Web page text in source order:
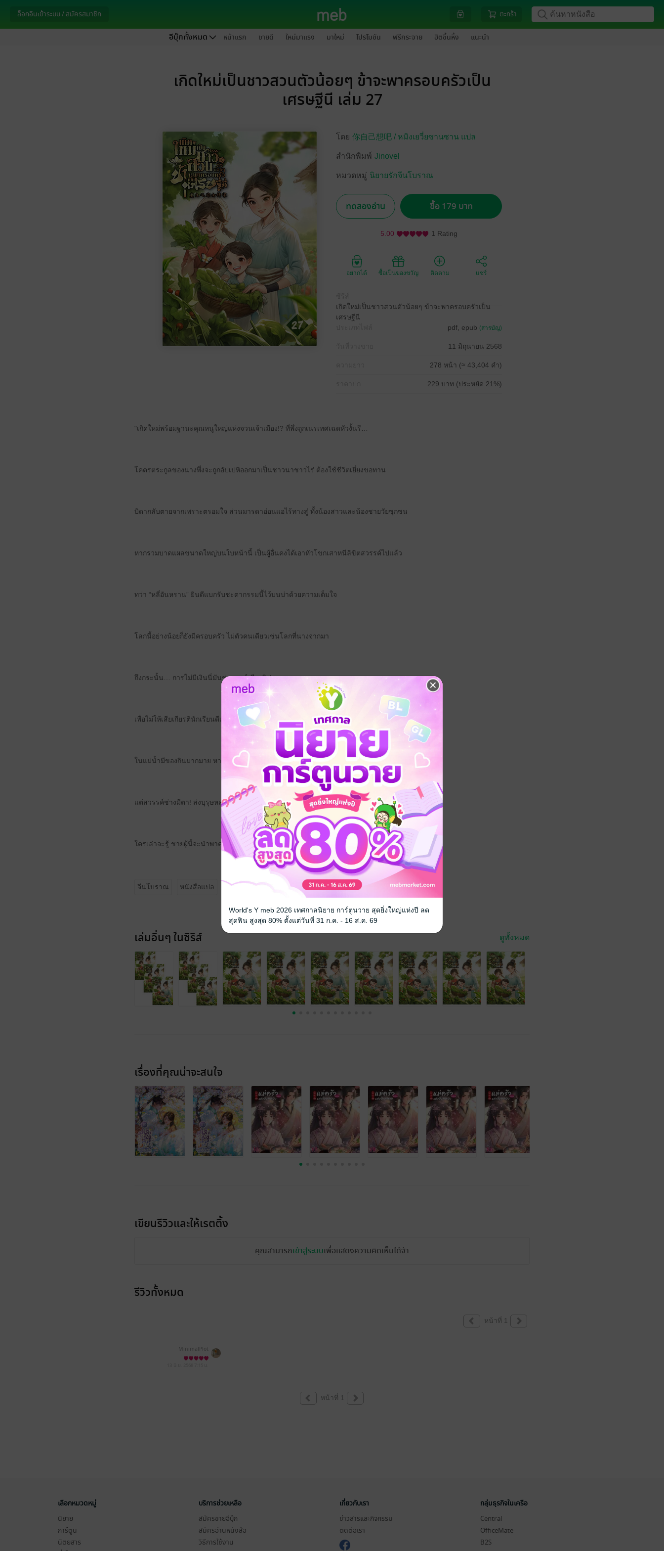
ล็อกอินเข้าระบบ / สมัครสมาชิก ตะกร้า
อีบุ๊กทั้งหมด หน้าแรก ขายดี ใหม่มาแรง มาใหม่ โปรโมชัน ฟรีกระจาย ฮิตขึ้นหิ้ง แนะนำ
เกิดใหม่เป็นชาวสวนตัวน้อยๆ ข้าจะพาครอบครัวเป็น
เศรษฐีนี เล่ม 27
โดย 你自己想吧 / หมิงเยวี่ยซานซาน แปล
สำนักพิมพ์ Jinovel
หมวดหมู่ นิยายรักจีนโบราณ
ทดลองอ่าน ซื้อ 179 บาท
5.00 1 Rating
อยากได้ ซื้อเป็นของขวัญ ติดตาม แชร์
เกิดใหม่เป็นชาวสวนตัวน้อยๆ ข้าจะพาครอบครัวเป็น
เศรษฐีนี
pdf, epub (สารบัญ)
11 มิถุนายน 2568
278 หน้า (≈ 43,404 คำ)
229 บาท (ประหยัด 21%)
"เกิดใหม่พร้อมฐานะคุณหนูใหญ่แห่งจวนเจ้าเมือง!? ที่พึ่งถูกเนรเทศเฉดหัวงั้นรึ…
โคตรตระกูลของนางพึ่งจะถูกอัปเปหิออกมาเป็นชาวนาชาวไร่ ต้องใช้ชีวิตเยี่ยงขอทาน
บิดากลับตายจากเพราะตรอมใจ ส่วนมารดาอ่อนแอไร้ทางสู่ ทั้งน้องสาวและน้องชายวัยซุกซน
หากรวมบาดแผลขนาดใหญ่บนใบหน้านี้ เป็นผู้อื่นคงได้เอาหัวโขกเสาหนีลิขิตสวรรค์ไปแล้ว
ทว่า “หลี่อันหราน” ยินดีแบกรับชะตากรรมนี้ไว้บนบ่าด้วยความเต็มใจ
โลกนี้อย่างน้อยก็ยังมีครอบครัว ไม่ตัวคนเดียวเช่นโลกที่นางจากมา
ถึงกระนั้น… การไม่มีเงินนี่มันช่างทุกข์เสียจริง!
เพื่อไม่ให้เสียเกียรตินักเรียนดีเด่นแห่งศตวรรษที่ 21 นางตั้งมั่นจะกอบกู้ตระกูลนี้ด้วยสองมือ
ในแม่น้ำมีของกินมากมาย หากจะค้าขายก็แค่ขึ้นภูเขาไปตามหา
แต่สวรรค์ช่างมีตา! ส่งบุรุษหล่อเลิศล้ำที่นอนจมกองเลือดอยู่กลางป่ามาให้…
ใครเล่าจะรู้ ชายผู้นี้จะนำพาความโชคดีอันยิ่งใหญ่มาให้นาง!!"
จีนโบราณ หนังสือแปล นิยายจีนแปล
เล่มอื่นๆ ในซีรีส์ ดูทั้งหมด
เรื่องที่คุณน่าจะสนใจ
เขียนรีวิวและให้เรตติ้ง
คุณสามารถเข้าสู่ระบบเพื่อแสดงความคิดเห็นได้จ้า
รีวิวทั้งหมด
หน้าที่ 1
MinimalPlot
หน้าที่ 1
เลือกหมวดหมู่
นิยาย
การ์ตูน
นิตยสาร
บริการช่วยเหลือ
สมัครขายอีบุ๊ก
สมัครอ่านหนังสือ
วิธีการใช้งาน
เกี่ยวกับเรา
ข่าวสารและกิจกรรม
ติดต่อเรา
กลุ่มธุรกิจในเครือ
Central
OfficeMate
B2S
World's Y meb 2026 เทศกาลนิยาย การ์ตูนวาย สุดยิ่งใหญ่แห่งปี ลด
สุดฟิน สูงสุด 80% ตั้งแต่วันที่ 31 ก.ค. - 16 ส.ค. 69